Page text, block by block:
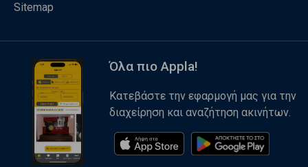
Sitemap
Όλα πιο Appla!
Κατεβάστε την εφαρμογή μας για την
διαχείρηση και αναζήτηση ακινήτων.